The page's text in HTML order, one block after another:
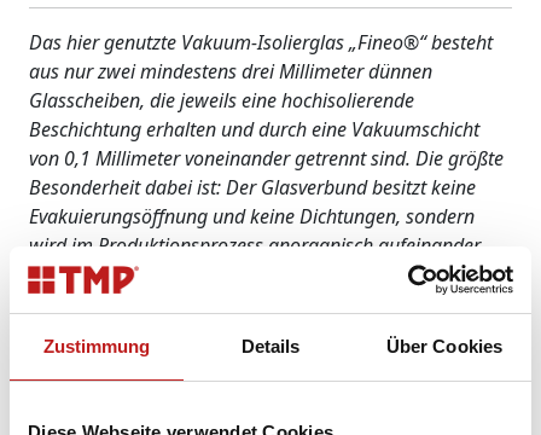
Zustimmung Details Über Cookies
Das hier genutzte Vakuum-Isolierglas „Fineo®“ besteht
aus nur zwei mindestens drei Millimeter dünnen
Glasscheiben, die jeweils eine hochisolierende
Beschichtung erhalten und durch eine Vakuumschicht
von 0,1 Millimeter voneinander getrennt sind. Die größte
Besonderheit dabei ist: Der Glasverbund besitzt keine
Evakuierungsöffnung und keine Dichtungen, sondern
wird im Produktionsprozess anorganisch aufeinander
geschmolzen. Da so keine Vakuumverluste auftreten
können, bleibt der Wärmedämmwert auch nach